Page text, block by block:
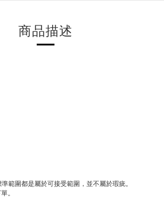
商品描述
範圍都是屬於可接受範圍，並不屬於瑕疵。
。